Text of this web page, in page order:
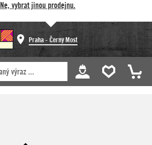
Ne, vybrat jinou prodejnu.
Praha - Černý Most